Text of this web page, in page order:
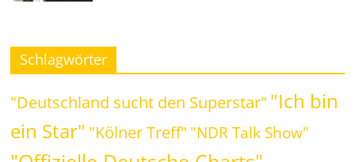
Schlagwörter
"Deutschland sucht den Superstar" "Ich bin
ein Star" "Kölner Treff" "NDR Talk Show"